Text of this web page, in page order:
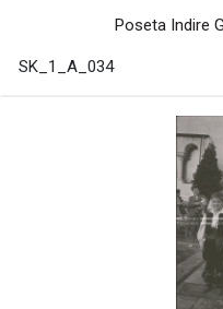
Poseta Indire
SK_1_A_034